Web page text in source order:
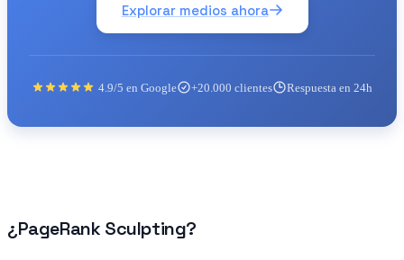
Explorar medios ahora
4.9/5 en Google +20.000 clientes Respuesta en 24h
¿PageRank Sculpting?